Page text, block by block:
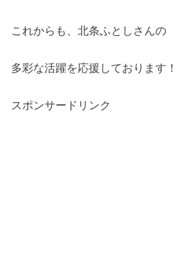
これからも、北条ふとしさんの
多彩な活躍を応援しております！
スポンサードリンク